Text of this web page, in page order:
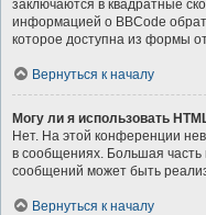
заключаются в квадратные
информацией о BBCode
которое доступна из формы
Вернуться к началу
Могу ли я использовать
Нет. На этой конференции
в сообщениях. Большая
сообщений может быть
Вернуться к началу